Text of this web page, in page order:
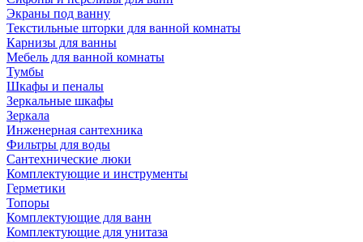
Экраны под ванну
Текстильные шторки для ванной комнаты
Карнизы для ванны
Мебель для ванной комнаты
Тумбы
Шкафы и пеналы
Зеркальные шкафы
Зеркала
Инженерная сантехника
Фильтры для воды
Сантехнические люки
Комплектующие и инструменты
Герметики
Топоры
Комплектующие для ванн
Комплектующие для унитаза